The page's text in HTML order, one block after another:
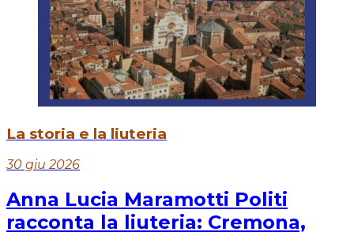
La storia e la liuteria
30 giu 2026
Anna Lucia Maramotti Politi
racconta la liuteria: Cremona,